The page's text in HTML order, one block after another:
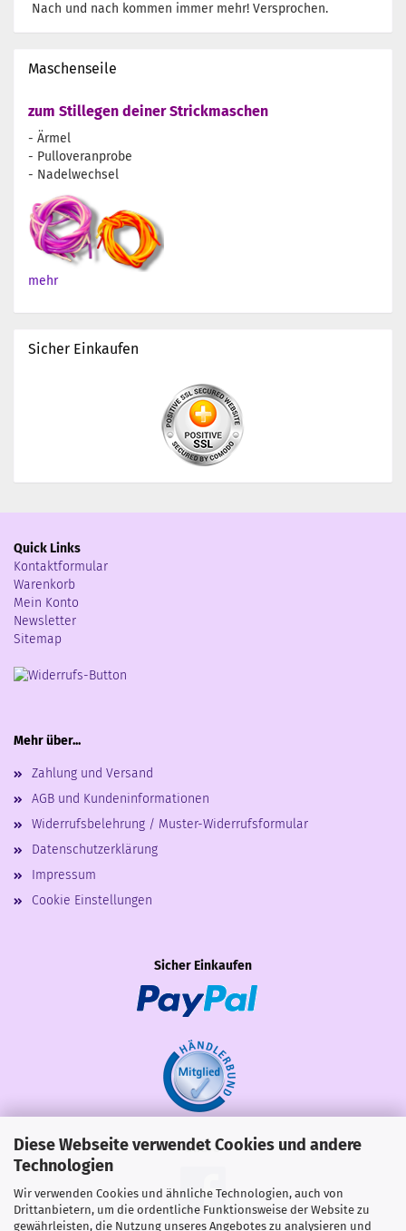
Diese Webseite verwendet Cookies und andere
Technologien
Wir verwenden Cookies und ähnliche Technologien, auch von
Drittanbietern, um die ordentliche Funktionsweise der Website zu
gewährleisten, die Nutzung unseres Angebotes zu analysieren und
Nach und nach kommen immer mehr! Versprochen.
Maschenseile
zum Stillegen deiner Strickmaschen
- Ärmel
- Pulloveranprobe
- Nadelwechsel
mehr
Sicher Einkaufen
Quick Links
Kontaktformular
Warenkorb
Mein Konto
Newsletter
Sitemap
Mehr über...
Zahlung und Versand
AGB und Kundeninformationen
Widerrufsbelehrung / Muster-Widerrufsformular
Datenschutzerklärung
Impressum
Cookie Einstellungen
Sicher Einkaufen
Share